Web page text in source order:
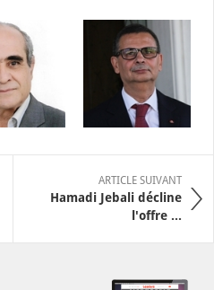
ARTICLE SUIVANT
Hamadi Jebali décline
l'offre ...